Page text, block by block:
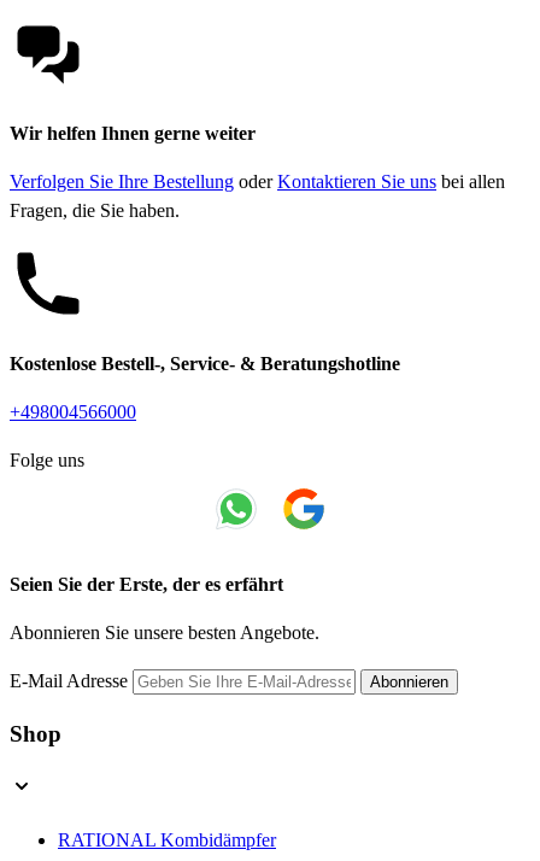
Wir helfen Ihnen gerne weiter
Verfolgen Sie Ihre Bestellung oderKontaktieren Sie uns bei allen
Fragen, die Sie haben.
Kostenlose Bestell-, Service- & Beratungshotline
+498004566000
Folge uns
Seien Sie der Erste, der es erfährt
Abonnieren Sie unsere besten Angebote.
E-Mail Adresse Abonnieren
Shop
RATIONAL Kombidämpfer